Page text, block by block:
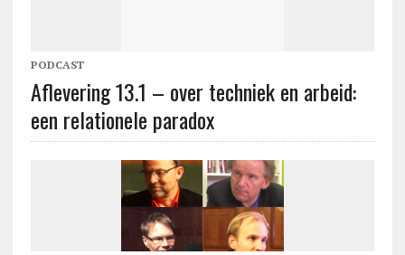
PODCAST
Aflevering 13.1 – over techniek en arbeid:
een relationele paradox